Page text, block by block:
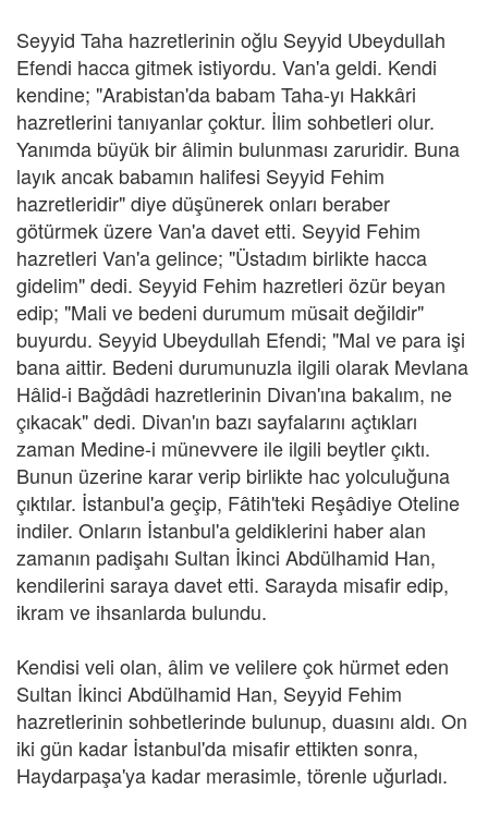
Seyyid Taha hazretlerinin oğlu Seyyid Ubeydullah
Efendi hacca gitmek istiyordu. Van'a geldi. Kendi
kendine; "Arabistan'da babam Taha-yı Hakkâri
hazretlerini tanıyanlar çoktur. İlim sohbetleri olur.
Yanımda büyük bir âlimin bulunması zaruridir. Buna
layık ancak babamın halifesi Seyyid Fehim
hazretleridir" diye düşünerek onları beraber
götürmek üzere Van'a davet etti. Seyyid Fehim
hazretleri Van'a gelince; "Üstadım birlikte hacca
gidelim" dedi. Seyyid Fehim hazretleri özür beyan
edip; "Mali ve bedeni durumum müsait değildir"
buyurdu. Seyyid Ubeydullah Efendi; "Mal ve para işi
bana aittir. Bedeni durumunuzla ilgili olarak Mevlana
Hâlid-i Bağdâdi hazretlerinin Divan'ına bakalım, ne
çıkacak" dedi. Divan'ın bazı sayfalarını açtıkları
zaman Medine-i münevvere ile ilgili beytler çıktı.
Bunun üzerine karar verip birlikte hac yolculuğuna
çıktılar. İstanbul'a geçip, Fâtih'teki Reşâdiye Oteline
indiler. Onların İstanbul'a geldiklerini haber alan
zamanın padişahı Sultan İkinci Abdülhamid Han,
kendilerini saraya davet etti. Sarayda misafir edip,
ikram ve ihsanlarda bulundu.
Kendisi veli olan, âlim ve velilere çok hürmet eden
Sultan İkinci Abdülhamid Han, Seyyid Fehim
hazretlerinin sohbetlerinde bulunup, duasını aldı. On
iki gün kadar İstanbul'da misafir ettikten sonra,
Haydarpaşa'ya kadar merasimle, törenle uğurladı.